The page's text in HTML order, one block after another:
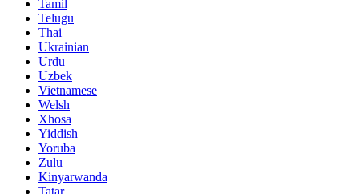
Tamil
Telugu
Thai
Ukrainian
Urdu
Uzbek
Vietnamese
Welsh
Xhosa
Yiddish
Yoruba
Zulu
Kinyarwanda
Tatar